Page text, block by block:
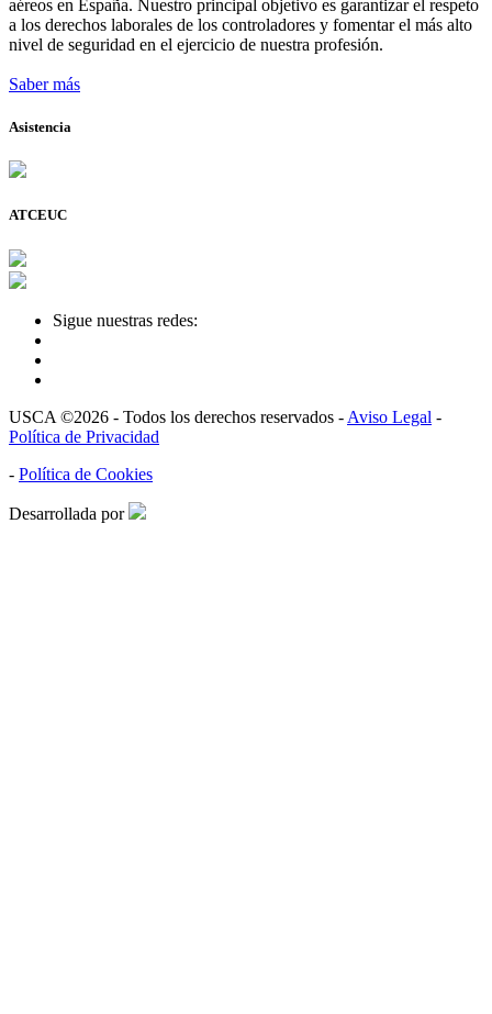
aéreos en España. Nuestro principal objetivo es garantizar el respeto
a los derechos laborales de los controladores y fomentar el más alto
nivel de seguridad en el ejercicio de nuestra profesión.
Saber más
Asistencia
ATCEUC
Sigue nuestras redes:
USCA ©2026 - Todos los derechos reservados - Aviso Legal -
Política de Privacidad
- Política de Cookies
Desarrollada por